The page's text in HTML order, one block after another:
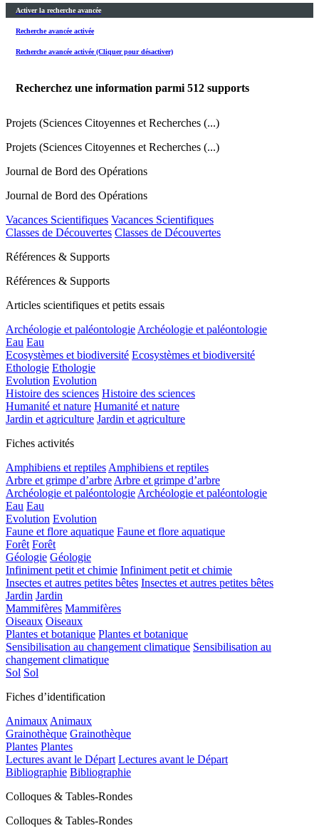
Activer la recherche avancée
Recherche avancée activée
Recherche avancée activée (Cliquer pour désactiver)
Recherchez une information parmi 512 supports
Projets (Sciences Citoyennes et Recherches (...)
Projets (Sciences Citoyennes et Recherches (...)
Journal de Bord des Opérations
Journal de Bord des Opérations
Vacances Scientifiques Vacances Scientifiques
Classes de Découvertes Classes de Découvertes
Références & Supports
Références & Supports
Articles scientifiques et petits essais
Archéologie et paléontologie Archéologie et paléontologie
Eau Eau
Ecosystèmes et biodiversité Ecosystèmes et biodiversité
Ethologie Ethologie
Evolution Evolution
Histoire des sciences Histoire des sciences
Humanité et nature Humanité et nature
Jardin et agriculture Jardin et agriculture
Fiches activités
Amphibiens et reptiles Amphibiens et reptiles
Arbre et grimpe d’arbre Arbre et grimpe d’arbre
Archéologie et paléontologie Archéologie et paléontologie
Eau Eau
Evolution Evolution
Faune et flore aquatique Faune et flore aquatique
Forêt Forêt
Géologie Géologie
Infiniment petit et chimie Infiniment petit et chimie
Insectes et autres petites bêtes Insectes et autres petites bêtes
Jardin Jardin
Mammifères Mammifères
Oiseaux Oiseaux
Plantes et botanique Plantes et botanique
Sensibilisation au changement climatique Sensibilisation au
changement climatique
Sol Sol
Fiches d’identification
Animaux Animaux
Grainothèque Grainothèque
Plantes Plantes
Lectures avant le Départ Lectures avant le Départ
Bibliographie Bibliographie
Colloques & Tables-Rondes
Colloques & Tables-Rondes